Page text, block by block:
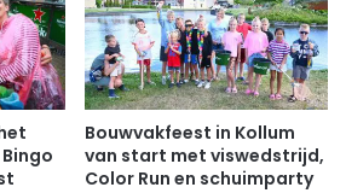
Bouwvakfeest in Kollum
van start met viswedstrijd,
Color Run en schuimparty